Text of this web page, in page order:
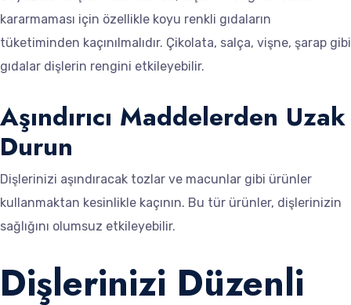
kararmaması için özellikle koyu renkli gıdaların
tüketiminden kaçınılmalıdır. Çikolata, salça, vişne, şarap gibi
gıdalar dişlerin rengini etkileyebilir.
Aşındırıcı Maddelerden Uzak
Durun
Dişlerinizi aşındıracak tozlar ve macunlar gibi ürünler
kullanmaktan kesinlikle kaçının. Bu tür ürünler, dişlerinizin
sağlığını olumsuz etkileyebilir.
Dişlerinizi Düzenli